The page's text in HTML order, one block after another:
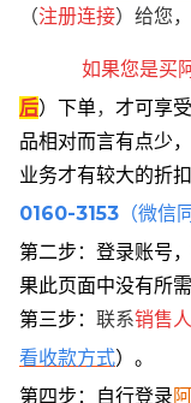
（注册连接）给您
如果您是买
后） 下单， 才可享
品相对而言有点少
业务才有较大的折扣
0160-3153 （微信
第二步：登录账号
果此页面中没有所
第三步： 联系销售
看收款方式）。
第四步：自行登录